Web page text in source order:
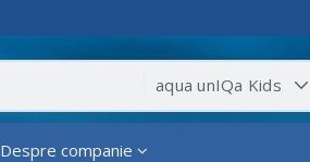
Despre companie